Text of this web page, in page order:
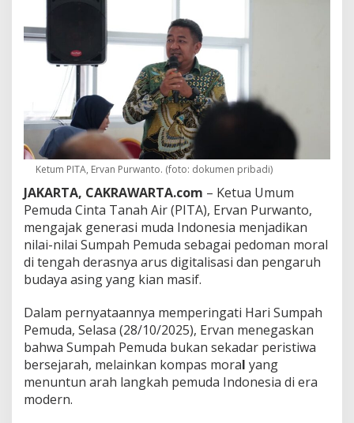
e
m
a
J
a
d
i
k
a
n
S
u
m
p
a
h
P
m
u
d
a
e
Ketum PITA, Ervan Purwanto. (foto: dokumen pribadi)
JAKARTA, CAKRAWARTA.com – Ketua Umum
Pemuda Cinta Tanah Air (PITA), Ervan Purwanto,
mengajak generasi muda Indonesia menjadikan
nilai-nilai Sumpah Pemuda sebagai pedoman moral
di tengah derasnya arus digitalisasi dan pengaruh
budaya asing yang kian masif.
Dalam pernyataannya memperingati Hari Sumpah
Pemuda, Selasa (28/10/2025), Ervan menegaskan
bahwa Sumpah Pemuda bukan sekadar peristiwa
bersejarah, melainkan kompas moral yang
menuntun arah langkah pemuda Indonesia di era
modern.